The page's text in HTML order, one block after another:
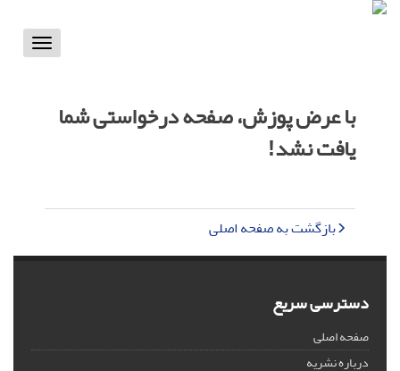
Toggle
با عرض پوزش، صفحه درخواستی شما
یافت نشد!
بازگشت به صفحه اصلی
دسترسی سریع
صفحه اصلی
درباره نشریه